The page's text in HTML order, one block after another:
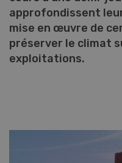
approfondissent
mise en œuvre de
préserver le climat
exploitations.